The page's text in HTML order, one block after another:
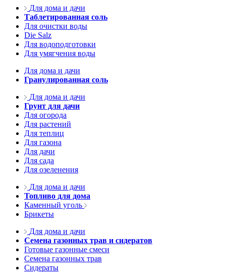
Для дома и дачи
Таблетированная соль
Для очистки воды
Die Salz
Для водоподготовки
Для умягчения воды
Для дома и дачи
Гранулированная соль
Для дома и дачи
Грунт для дачи
Для огорода
Для растений
Для теплиц
Для газона
Для дачи
Для сада
Для озеленения
Для дома и дачи
Топливо для дома
Каменный уголь
Брикеты
Для дома и дачи
Семена газонных трав и сидератов
Готовые газонные смеси
Семена газонных трав
Сидераты